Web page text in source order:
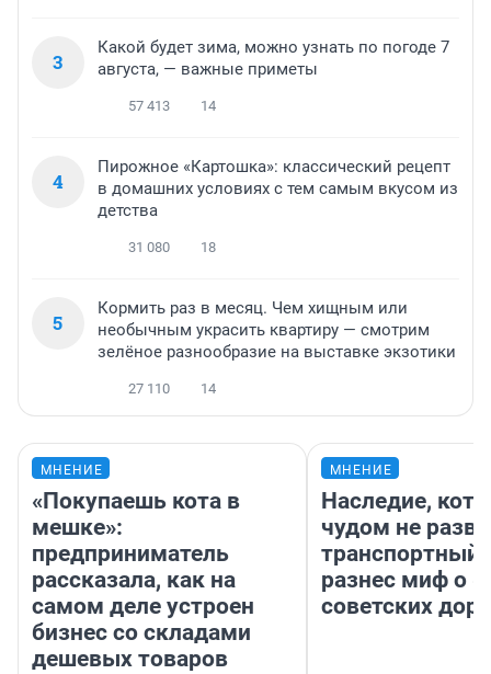
3
Какой будет зима, можно узнать по погоде 7
августа, — важные приметы
57 413 14
4
Пирожное «Картошка»: классический рецепт
в домашних условиях с тем самым вкусом из
детства
31 080 18
5
Кормить раз в месяц. Чем хищным или
необычным украсить квартиру — смотрим
зелёное разнообразие на выставке экзотики
27 110 14
МНЕНИЕ
«Покупаешь кота в
мешке»:
предприниматель
рассказала, как на
самом деле устроен
бизнес со складами
дешевых товаров
МНЕНИЕ
Наследие,
чудом не
транспортный
разнес миф о
советских